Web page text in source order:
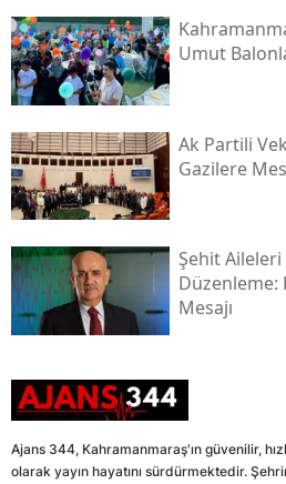
Umut
Ak Partili
Gazilere
Şehit
Düzenleme:
Mesajı
Ajans 344, Kahramanmaraş'ın güvenilir,
olarak yayın hayatını sürdürmektedir.